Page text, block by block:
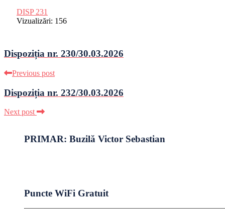
DISP 231
Vizualizări: 156
Dispoziția nr. 230/30.03.2026
Previous post
Dispoziția nr. 232/30.03.2026
Next post
PRIMAR: Buzilă Victor Sebastian
Puncte WiFi Gratuit